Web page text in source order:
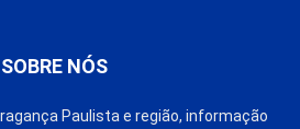
SOBRE NÓS
Paulista e região, informação